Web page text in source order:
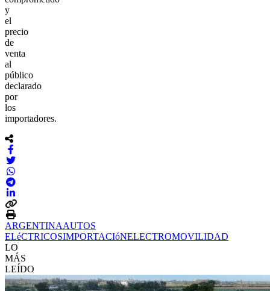
y
el
precio
de
venta
al
público
declarado
por
los
importadores.
ARGENTINAAUTOS
ELéCTRICOSIMPORTACIóNELECTROMOVILIDAD
LO
MÁS
LEÍDO